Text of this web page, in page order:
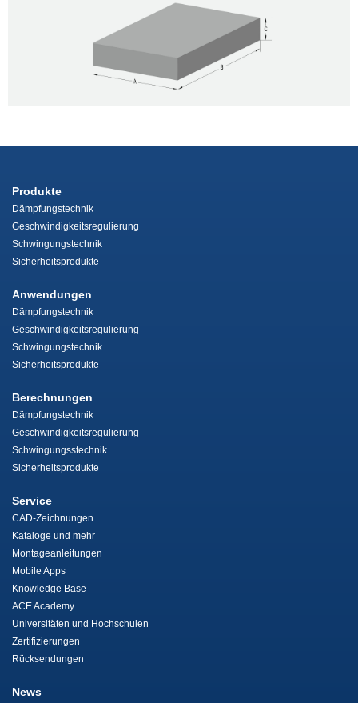
Produkte
Dämpfungstechnik
Geschwindigkeitsregulierung
Schwingungstechnik
Sicherheitsprodukte
Anwendungen
Dämpfungstechnik
Geschwindigkeitsregulierung
Schwingungstechnik
Sicherheitsprodukte
Berechnungen
Dämpfungstechnik
Geschwindigkeitsregulierung
Schwingungsstechnik
Sicherheitsprodukte
Service
CAD-Zeichnungen
Kataloge und mehr
Montageanleitungen
Mobile Apps
Knowledge Base
ACE Academy
Universitäten und Hochschulen
Zertifizierungen
Rücksendungen
News